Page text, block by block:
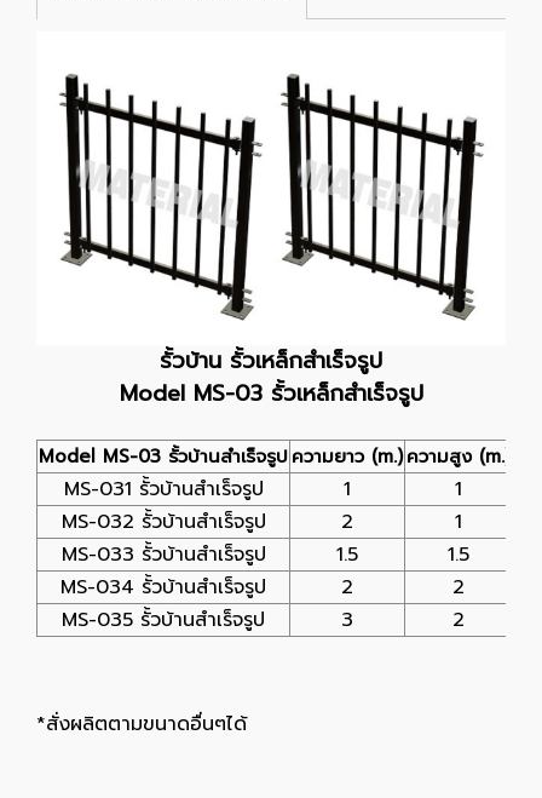
รั้วบ้าน รั้วเหล็กสำเร็จรูป
Model MS-03 รั้วเหล็กสำเร็จรูป
Model MS-03 รั้วบ้านสำเร็จรูปความยาว (m.)ความสูง (m.)
MS-031 รั้วบ้านสำเร็จรูป 1 1
MS-032 รั้วบ้านสำเร็จรูป
2 1
MS-033 รั้วบ้านสำเร็จรูป
1.5 1.5
MS-034 รั้วบ้านสำเร็จรูป
2 2
MS-035 รั้วบ้านสำเร็จรูป
3 2
*สั่งผลิตตามขนาดอื่นๆได้